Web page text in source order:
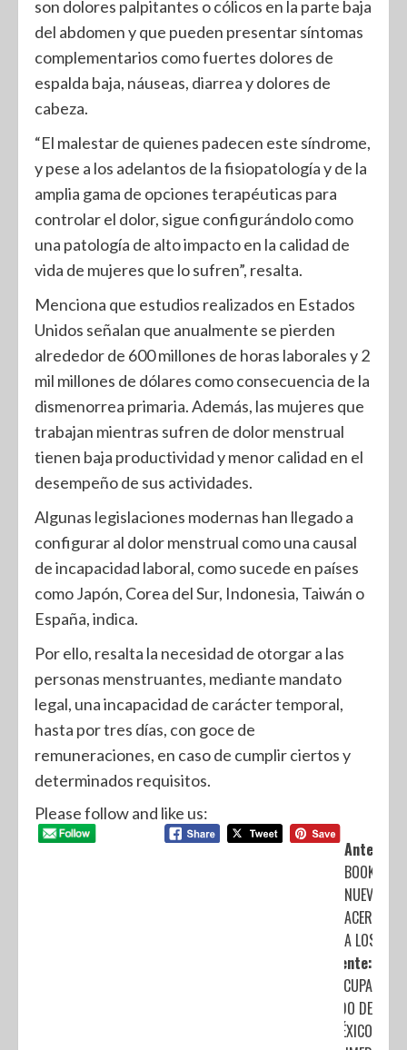
son dolores palpitantes o cólicos en la parte baja
del abdomen y que pueden presentar síntomas
complementarios como fuertes dolores de
espalda baja, náuseas, diarrea y dolores de
cabeza.
“El malestar de quienes padecen este síndrome,
y pese a los adelantos de la fisiopatología y de la
amplia gama de opciones terapéuticas para
controlar el dolor, sigue configurándolo como
una patología de alto impacto en la calidad de
vida de mujeres que lo sufren”, resalta.
Menciona que estudios realizados en Estados
Unidos señalan que anualmente se pierden
alrededor de 600 millones de horas laborales y 2
mil millones de dólares como consecuencia de la
dismenorrea primaria. Además, las mujeres que
trabajan mientras sufren de dolor menstrual
tienen baja productividad y menor calidad en el
desempeño de sus actividades.
Algunas legislaciones modernas han llegado a
configurar al dolor menstrual como una causal
de incapacidad laboral, como sucede en países
como Japón, Corea del Sur, Indonesia, Taiwán o
España, indica.
Por ello, resalta la necesidad de otorgar a las
personas menstruantes, mediante mandato
legal, una incapacidad de carácter temporal,
hasta por tres días, con goce de
remuneraciones, en caso de cumplir ciertos y
determinados requisitos.
Please follow and like us:
Anterior:
NUEVO
A LOS
Siguiente:
OCUPA
ESTADO DE
MÉXICO